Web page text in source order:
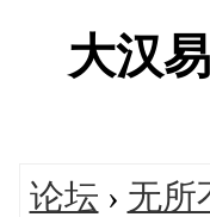
大汉
论坛 › 无所